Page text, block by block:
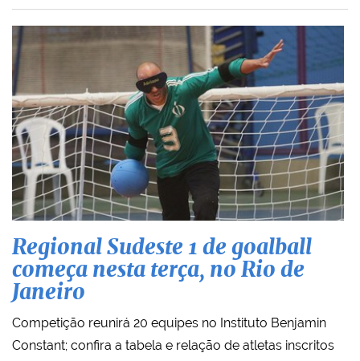
Regional Sudeste 1 de goalball
começa nesta terça, no Rio de
Janeiro
Competição reunirá 20 equipes no Instituto Benjamin
Constant; confira a tabela e relação de atletas inscritos